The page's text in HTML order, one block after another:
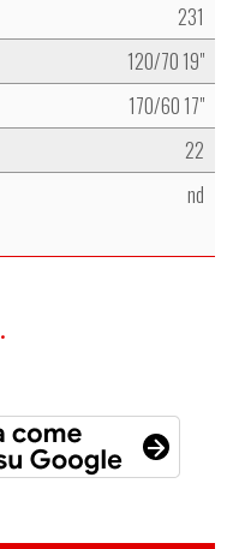
231
120/70 19"
170/60 17"
22
nd